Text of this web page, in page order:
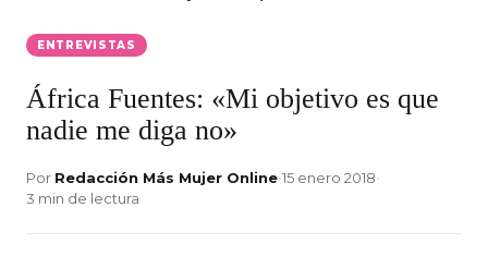
ENTREVISTAS
África Fuentes: «Mi objetivo es que
nadie me diga no»
Por Redacción Más Mujer Online•15 enero 2018•
3 min de lectura